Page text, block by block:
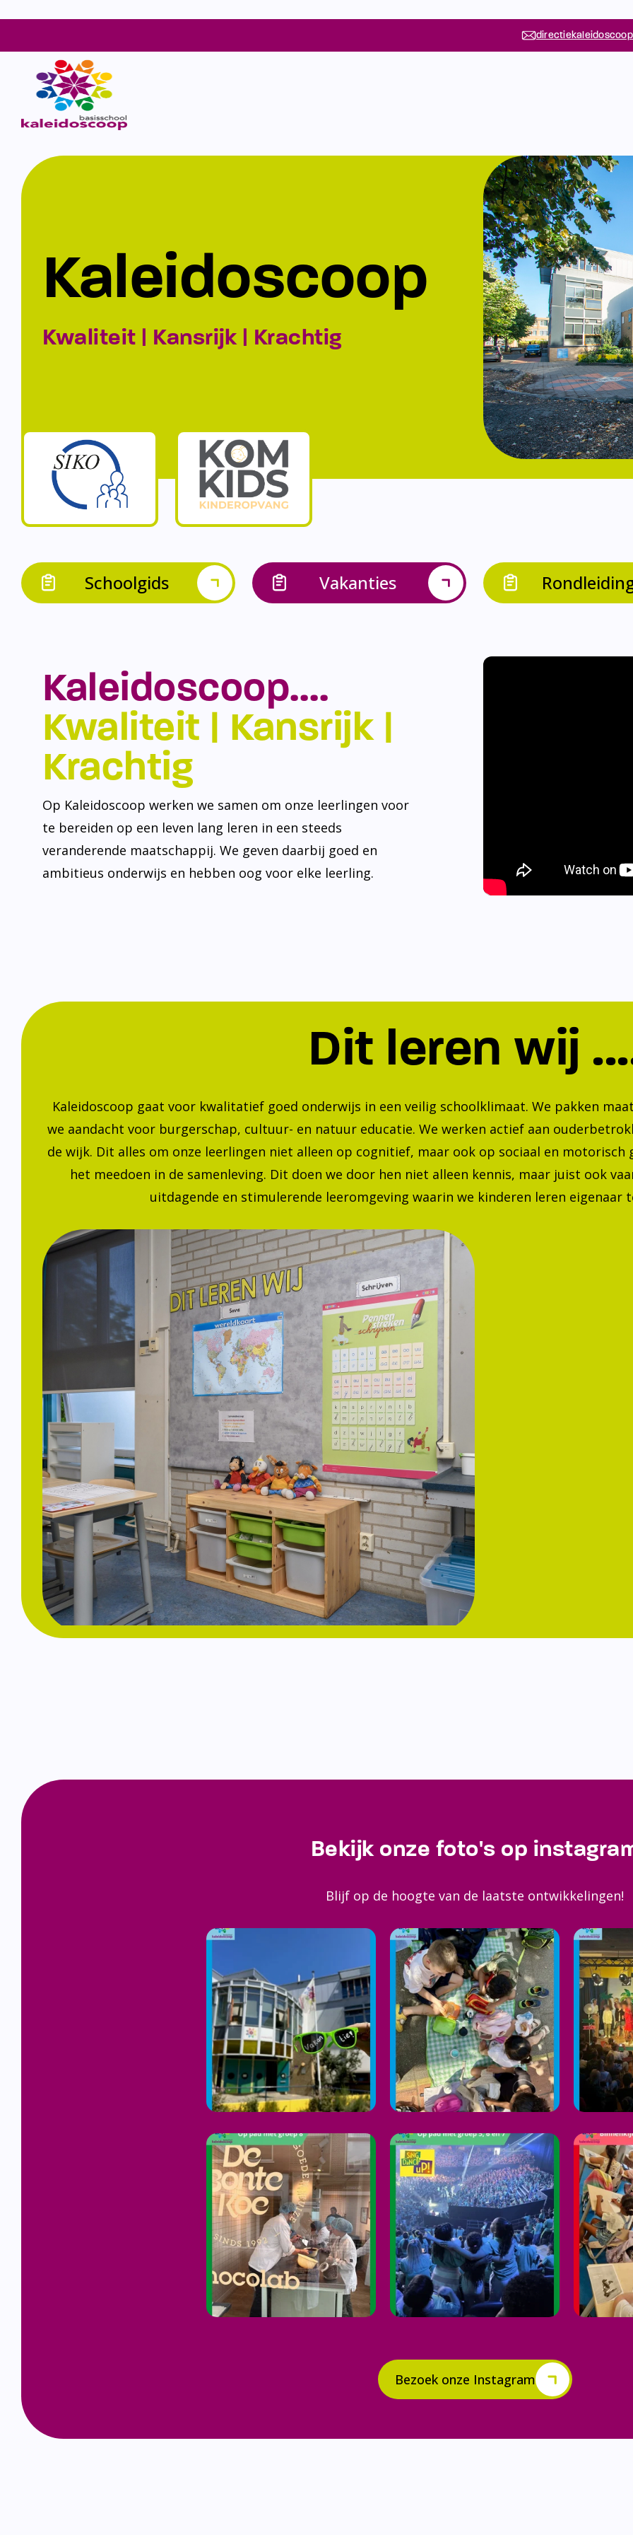
Kaleidoscoop
Kwaliteit | Kansrijk | Krachtig
Schoolgids Vakanties
Kaleidoscoop….
Kwaliteit | Kansrijk |
Krachtig
Op Kaleidoscoop werken we samen om onze leerlingen voor
te bereiden op een leven lang leren in een steeds
veranderende maatschappij. We geven daarbij goed en
ambitieus onderwijs en hebben oog voor elke leerling.
Dit leren wij
Kaleidoscoop gaat voor kwalitatief goed onderwijs in een veilig schoolklimaat. We pakken
we aandacht voor burgerschap, cultuur- en natuur educatie. We werken actief aan
de wijk. Dit alles om onze leerlingen niet alleen op cognitief, maar ook op sociaal en
het meedoen in de samenleving. Dit doen we door hen niet alleen kennis, maar juist ook
uitdagende en stimulerende leeromgeving waarin we kinderen leren eigenaar
Bekijk onze foto's op
Blijf op de hoogte van de laatste ontwikkelingen!
Bezoek onze Instagram